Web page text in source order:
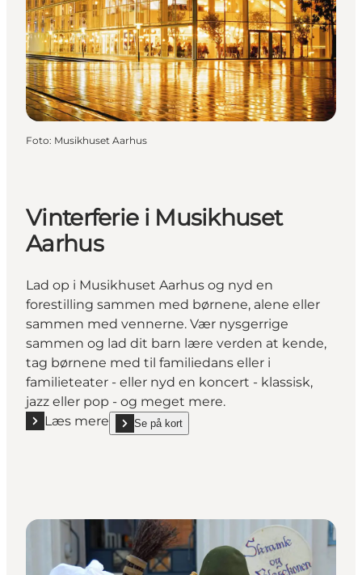
Foto: Musikhuset Aarhus
Vinterferie i Musikhuset
Aarhus
Lad op i Musikhuset Aarhus og nyd en
forestilling sammen med børnene, alene eller
sammen med vennerne. Vær nysgerrige
sammen og lad dit barn lære verden at kende,
tag børnene med til familiedans eller i
familieteater - eller nyd en koncert - klassisk,
jazz eller pop - og meget mere.
Læs mere
Læs mere "Vinterferie i Musikhuset Aarhus"
Se på kort
show Vinterferie i Musikhuset Aarhus on_map